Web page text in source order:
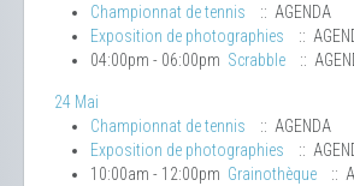
Championnat de tennis
:: AGENDA
Exposition de photographies
::
04:00pm - 06:00pm Scrabble ::
24 Mai
Championnat de tennis
:: AGENDA
Exposition de photographies
::
10:00am - 12:00pm Grainothèque ::